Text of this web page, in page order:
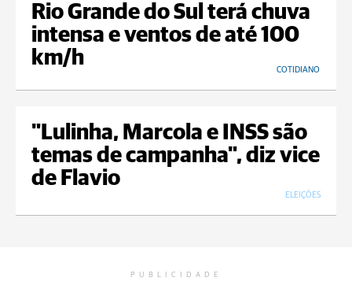
Rio Grande do Sul terá chuva
intensa e ventos de até 100
km/h
COTIDIANO
"Lulinha, Marcola e INSS são
temas de campanha", diz vice
de Flavio
ELEIÇÕES
PUBLICIDADE